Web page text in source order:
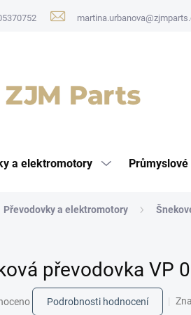
a elektromotory
Převodovky a elektromotory
převodovka VP
Podrobnosti hodnocení